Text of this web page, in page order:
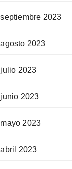
septiembre 2023
agosto 2023
julio 2023
junio 2023
mayo 2023
abril 2023